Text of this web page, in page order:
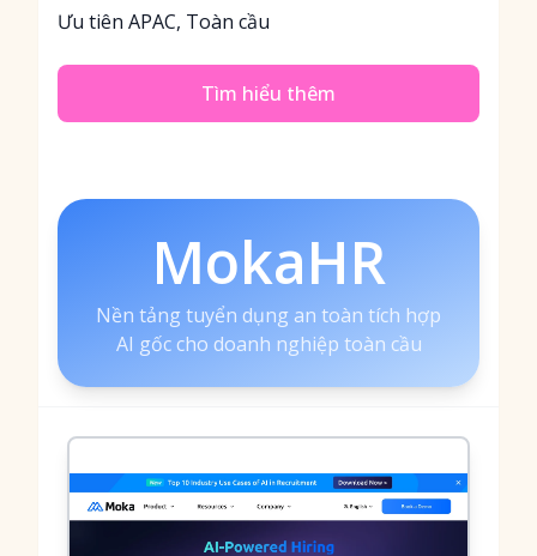
Ưu tiên APAC, Toàn cầu
Tìm hiểu thêm
MokaHR
Nền tảng tuyển dụng an toàn tích hợp
AI gốc cho doanh nghiệp toàn cầu